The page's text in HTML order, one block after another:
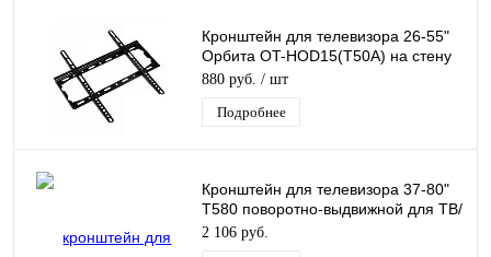
Кронштейн для телевизора 26-55"
Орбита OT-HOD15(T50A) на стену
для ТВ/Монитора до 50кг
880 руб. / шт
Подробнее
Кронштейн для телевизора 37-80"
T580 поворотно-выдвижной для ТВ/
Монитора
2 106 руб.